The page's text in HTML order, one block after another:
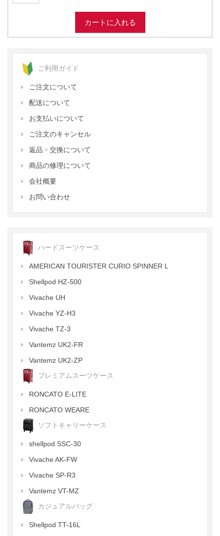
ご利用ガイド
ご注文について
配送について
お支払いについて
ご注文のキャンセル
返品・交換について
商品の修理について
会社概要
お問い合わせ
ハードスーツケース
AMERICAN TOURISTER CURIO SPINNER L
Shellpod HZ-500
Vivache UH
Vivache YZ-H3
Vivache TZ-3
Vantemz UK2-FR
Vantemz UK2-ZP
プレミアムスーツケース
RONCATO E-LITE
RONCATO WEARE
ソフトキャリーケース
shellpod SSC-30
Vivache AK-FW
Vivache SP-R3
Vantemz VT-MZ
カジュアルバッグ
Shellpod TT-16L